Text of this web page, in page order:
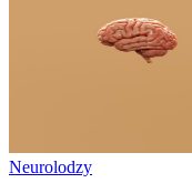
Neurolodzy